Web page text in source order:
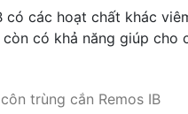
các hoạt chất khác
có khả năng giúp